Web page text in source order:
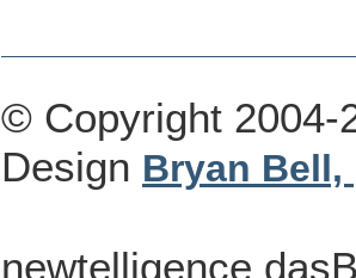
© Copyright 2004-
Design Bryan Bell,
newtelligence